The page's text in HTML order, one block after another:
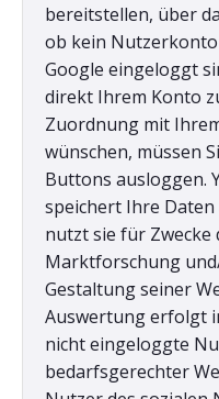
bereitstellen, über
ob kein Nutzerkonto
Google eingeloggt
direkt Ihrem Konto
Zuordnung mit
wünschen, müssen
Buttons ausloggen.
speichert Ihre
nutzt sie für Zwecke
Marktforschung
Gestaltung seiner
Auswertung erfolgt
nicht eingeloggte
bedarfsgerechter